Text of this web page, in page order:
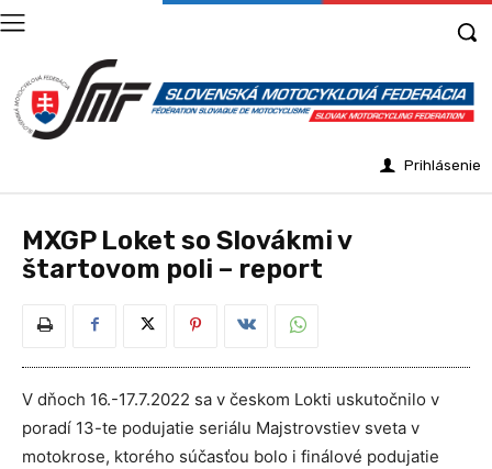
Prihlásenie
MXGP Loket so Slovákmi v
štartovom poli – report
V dňoch 16.-17.7.2022 sa v českom Lokti uskutočnilo v
poradí 13-te podujatie seriálu Majstrovstiev sveta v
motokrose, ktorého súčasťou bolo i finálové podujatie